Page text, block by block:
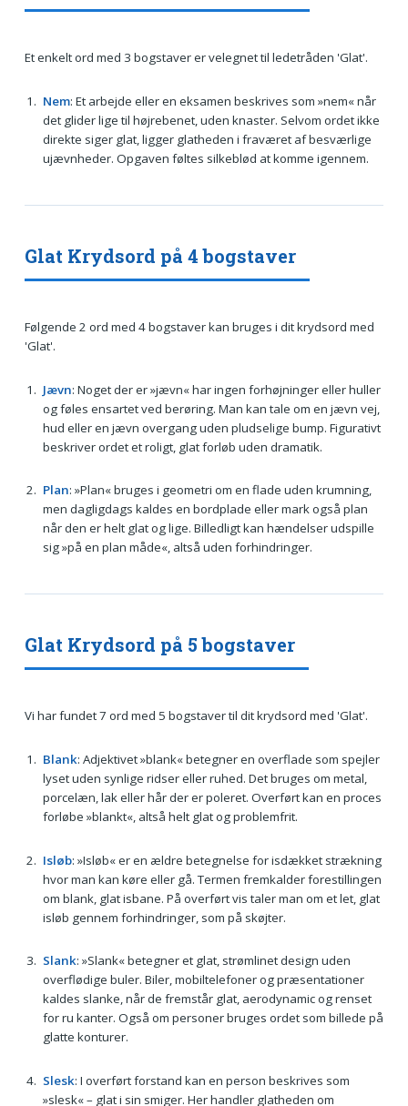
Et enkelt ord med 3 bogstaver er velegnet til ledetråden 'Glat'.
Nem: Et arbejde eller en eksamen beskrives som »nem« når
det glider lige til højrebenet, uden knaster. Selvom ordet ikke
direkte siger glat, ligger glatheden i fraværet af besværlige
ujævnheder. Opgaven føltes silkeblød at komme igennem.
Glat Krydsord på 4 bogstaver
Følgende 2 ord med 4 bogstaver kan bruges i dit krydsord med
'Glat'.
Jævn: Noget der er »jævn« har ingen forhøjninger eller huller
og føles ensartet ved berøring. Man kan tale om en jævn vej,
hud eller en jævn overgang uden pludselige bump. Figurativt
beskriver ordet et roligt, glat forløb uden dramatik.
Plan: »Plan« bruges i geometri om en flade uden krumning,
men dagligdags kaldes en bordplade eller mark også plan
når den er helt glat og lige. Billedligt kan hændelser udspille
sig »på en plan måde«, altså uden forhindringer.
Glat Krydsord på 5 bogstaver
Vi har fundet 7 ord med 5 bogstaver til dit krydsord med 'Glat'.
Blank: Adjektivet »blank« betegner en overflade som spejler
lyset uden synlige ridser eller ruhed. Det bruges om metal,
porcelæn, lak eller hår der er poleret. Overført kan en proces
forløbe »blankt«, altså helt glat og problemfrit.
Isløb: »Isløb« er en ældre betegnelse for isdækket strækning
hvor man kan køre eller gå. Termen fremkalder forestillingen
om blank, glat isbane. På overført vis taler man om et let, glat
isløb gennem forhindringer, som på skøjter.
Slank: »Slank« betegner et glat, strømlinet design uden
overflødige buler. Biler, mobiltelefoner og præsentationer
kaldes slanke, når de fremstår glat, aerodynamic og renset
for ru kanter. Også om personer bruges ordet som billede på
glatte konturer.
Slesk: I overført forstand kan en person beskrives som
»slesk« – glat i sin smiger. Her handler glatheden om